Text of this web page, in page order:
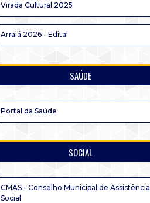
Virada Cultural 2025
Arraiá 2026 - Edital
SAÚDE
Portal da Saúde
SOCIAL
CMAS - Conselho Municipal de Assistência
Social